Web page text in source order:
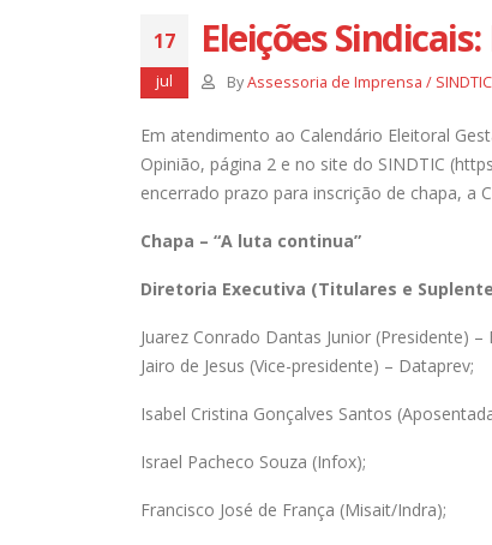
17
jul
Eleições
ByAssessoria de Imprensa /
Em atendimento ao Calendário Eleitoral
Opinião, página 2 e no site do SINDTIC
encerrado prazo para inscrição de chapa, a
Chapa – “A luta continua”
Diretoria Executiva (Titulares e
Juarez Conrado Dantas Junior (Presidente) –
Jairo de Jesus (Vice-presidente) – Dataprev;
Isabel Cristina Gonçalves Santos
Israel Pacheco Souza (Infox);
Francisco José de França (Misait/Indra);